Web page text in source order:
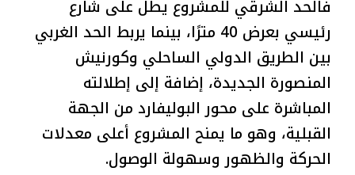
فالحد الشرقي للمشروع يطل على شارع
رئيسي بعرض 40 مترًا، بينما يربط الحد الغربي
بين الطريق الدولي الساحلي وكورنيش
المنصورة الجديدة، إضافة إلى إطلالته
المباشرة على محور البوليفارد من الجهة
القبلية، وهو ما يمنح المشروع أعلى معدلات
الحركة والظهور وسهولة الوصول.